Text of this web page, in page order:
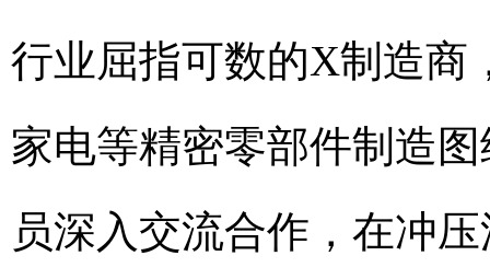
行业屈指可数的X制造商
家电等精密零部件制造
员深入交流合作，在冲